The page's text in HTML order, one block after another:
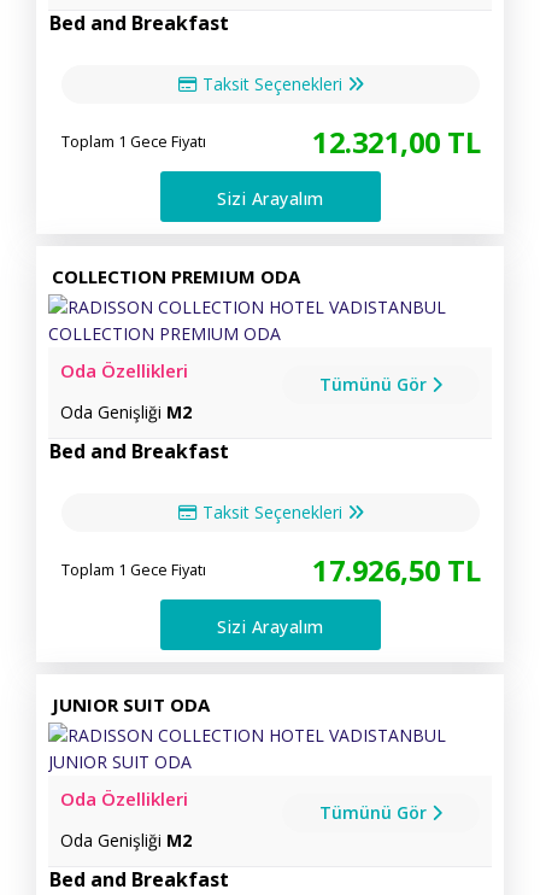
Bed and Breakfast
Taksit Seçenekleri
Toplam 1 Gece Fiyatı 12.321,00 TL
Sizi Arayalım
COLLECTION PREMIUM ODA
Oda Özellikleri
Oda Genişliği M2
Tümünü Gör
Bed and Breakfast
Taksit Seçenekleri
Toplam 1 Gece Fiyatı 17.926,50 TL
Sizi Arayalım
JUNIOR SUIT ODA
Oda Özellikleri
Oda Genişliği M2
Tümünü Gör
Bed and Breakfast